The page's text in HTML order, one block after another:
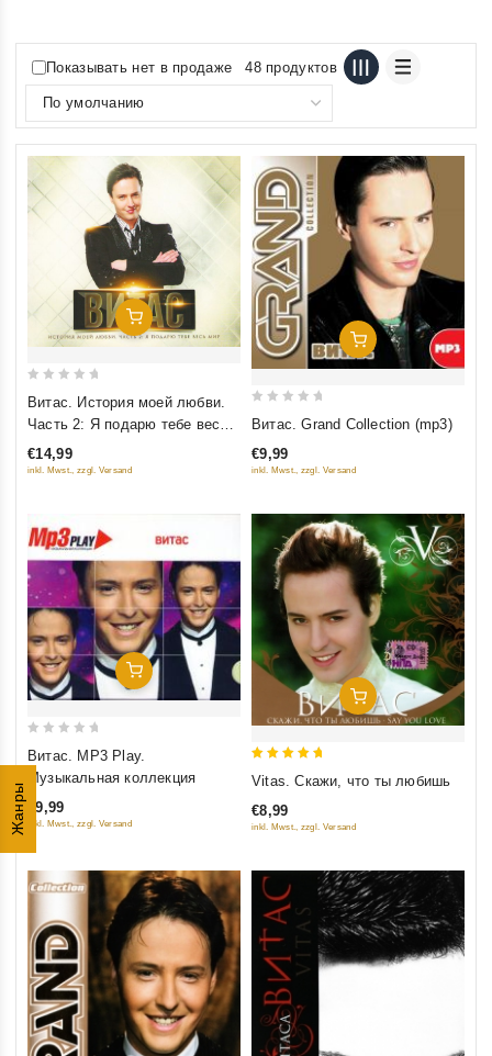
Жанры
Показывать нет в продаже 48 продуктов
Добавить В Корзину
5
Витас. История моей любви.
Часть 2: Я подарю тебе весь
мир
€14,99
inkl. Mwst., zzgl. Versand
Добавить В Корзину
of
Витас. Grand Collection (mp3)
€9,99
inkl. Mwst., zzgl. Versand
Добавить В Корзину
out
Витас. MP3 Play.
Музыкальная коллекция
€9,99
inkl. Mwst., zzgl. Versand
Добавить В Корзину
Vitas. Скажи, что ты любишь
€8,99
inkl. Mwst., zzgl. Versand